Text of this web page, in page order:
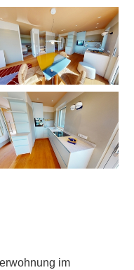
im